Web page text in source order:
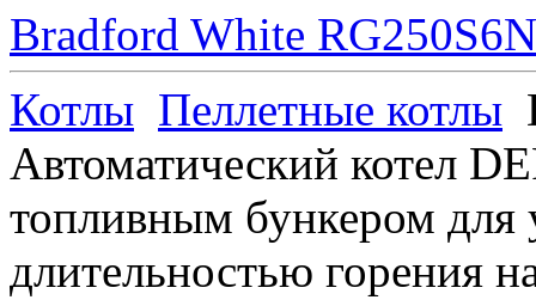
Bradford White
Котлы Пеллетные котлы
Автоматический котел
топливным бункером для
длительностью горения